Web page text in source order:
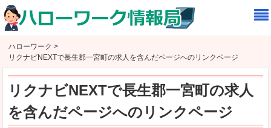
ハローワーク >
リクナビNEXTで長生郡一宮町の求人を含んだページへのリンクページ
リクナビNEXTで長生郡一宮町の求人
を含んだページへのリンクページ